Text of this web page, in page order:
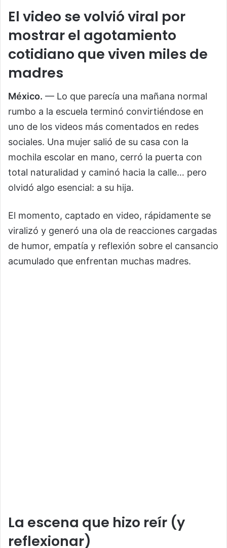
El video se volvió viral por
mostrar el agotamiento
cotidiano que viven miles de
madres
México. — Lo que parecía una mañana normal
rumbo a la escuela terminó convirtiéndose en
uno de los videos más comentados en redes
sociales. Una mujer salió de su casa con la
mochila escolar en mano, cerró la puerta con
total naturalidad y caminó hacia la calle… pero
olvidó algo esencial: a su hija.
El momento, captado en video, rápidamente se
viralizó y generó una ola de reacciones cargadas
de humor, empatía y reflexión sobre el cansancio
acumulado que enfrentan muchas madres.
La escena que hizo reír (y
reflexionar)